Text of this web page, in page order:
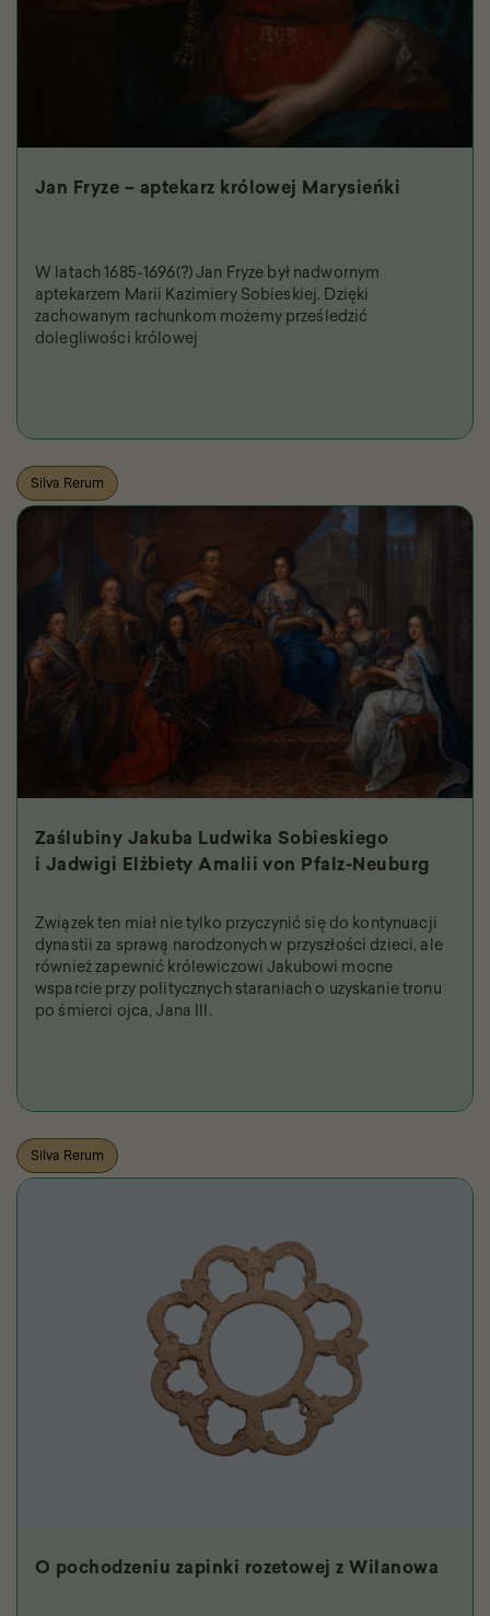
Jan Fryze – aptekarz królowej Marysieńki
W latach 1685-1696(?) Jan Fryze był nadwornym
aptekarzem Marii Kazimiery Sobieskiej. Dzięki
zachowanym rachunkom możemy prześledzić
dolegliwości królowej
Silva Rerum
Zaślubiny Jakuba Ludwika Sobieskiego
i Jadwigi Elżbiety Amalii von Pfalz-Neuburg
Związek ten miał nie tylko przyczynić się do kontynuacji
dynastii za sprawą narodzonych w przyszłości dzieci, ale
również zapewnić królewiczowi Jakubowi mocne
wsparcie przy politycznych staraniach o uzyskanie tronu
po śmierci ojca, Jana III.
Silva Rerum
O pochodzeniu zapinki rozetowej z Wilanowa